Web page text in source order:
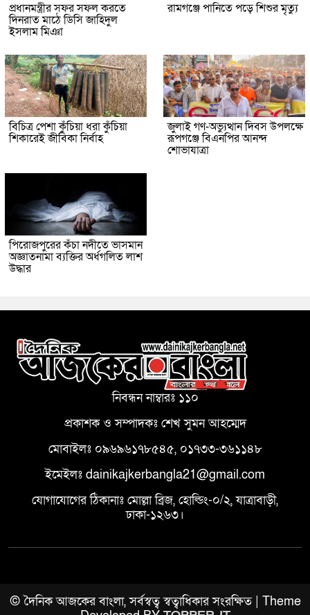
প্রধানমন্ত্রীর সফর সফল করতে
দিনরাত মাঠে ডিসি জাহিদুল
ইসলাম মিঞা
রামগঞ্জে পানিতে পড়ে শিশুর মৃত্যু
বিচিত্র পেশা কুঁচিয়া ধরা কুঁচিয়া
শিকারেই জীবিকা নির্বাহ
জুলাই গণ-অভ্যুত্থান দিবস উপলক্ষে
রূপগঞ্জে বিএনপির আনন্দ
শোভাযাত্রা
পিরোজপুরের কঁচা নদীতে ভাসমান
অজ্ঞাতনামা ব্যক্তির অর্ধগলিত লাশ
উদ্ধার
নিবন্ধন নাম্বারঃ ১১০
প্রকাশক ও সম্পাদকঃ শেখ সুমন আহম্মেদ
মোবাইলঃ ০৯৬৯৬১৭৮৫৪৫, ০১৭৩৩-৩৬১১৪৮
ইমেইলঃ dainikajkerbangla21@gmail.com
যোগাযোগের ঠিকানাঃ মোল্লা ব্রিজ, হোল্ডিং-০/২, যাত্রাবাড়ী,
ঢাকা-১২৬৩।
© দৈনিক আজকের বাংলা, সর্বস্বত্ব স্বত্বাধিকার সংরক্ষিত | Theme